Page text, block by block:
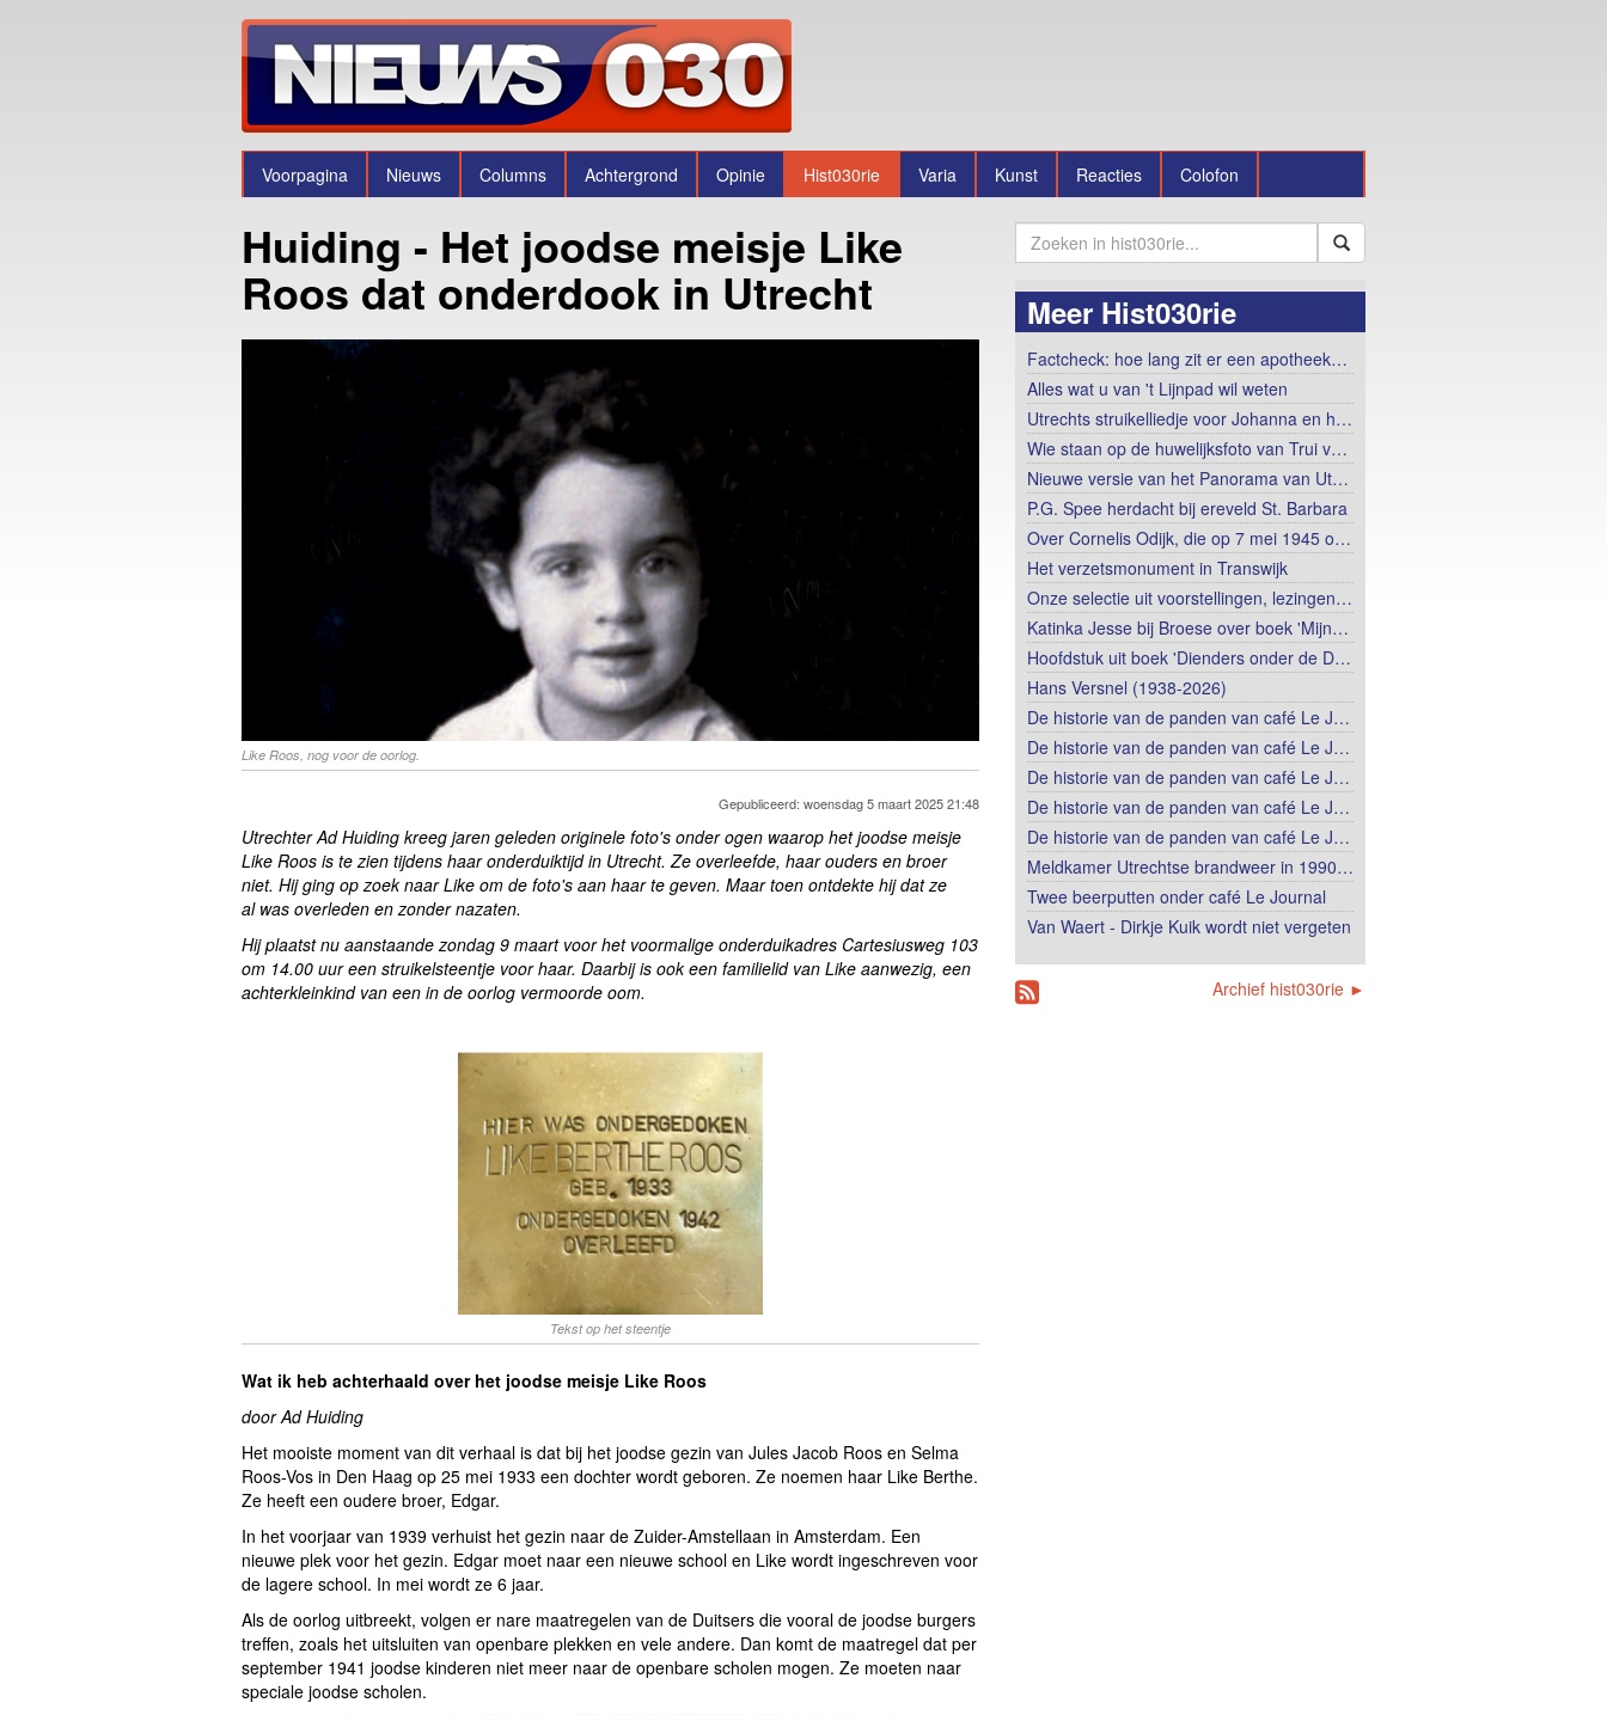
Voorpagina Nieuws Columns Achtergrond Opinie Hist030rie Varia Kunst Reacties Colofon
Huiding - Het joodse meisje Like
Roos dat onderdook in Utrecht
Like Roos, nog voor de oorlog.
Gepubliceerd: woensdag 5 maart 2025 21:48
Utrechter Ad Huiding kreeg jaren geleden originele foto's onder ogen waarop het joodse meisje
Like Roos is te zien tijdens haar onderduiktijd in Utrecht. Ze overleefde, haar ouders en broer
niet. Hij ging op zoek naar Like om de foto's aan haar te geven. Maar toen ontdekte hij dat ze
al was overleden en zonder nazaten.
Hij plaatst nu aanstaande zondag 9 maart voor het voormalige onderduikadres Cartesiusweg 103
om 14.00 uur een struikelsteentje voor haar. Daarbij is ook een familielid van Like aanwezig, een
achterkleinkind van een in de oorlog vermoorde oom.
Tekst op het steentje
Wat ik heb achterhaald over het joodse meisje Like Roos
door Ad Huiding
Het mooiste moment van dit verhaal is dat bij het joodse gezin van Jules Jacob Roos en Selma
Roos-Vos in Den Haag op 25 mei 1933 een dochter wordt geboren. Ze noemen haar Like Berthe.
Ze heeft een oudere broer, Edgar.
In het voorjaar van 1939 verhuist het gezin naar de Zuider-Amstellaan in Amsterdam. Een
nieuwe plek voor het gezin. Edgar moet naar een nieuwe school en Like wordt ingeschreven voor
de lagere school. In mei wordt ze 6 jaar.
Als de oorlog uitbreekt, volgen er nare maatregelen van de Duitsers die vooral de joodse burgers
treffen, zoals het uitsluiten van openbare plekken en vele andere. Dan komt de maatregel dat per
september 1941 joodse kinderen niet meer naar de openbare scholen mogen. Ze moeten naar
speciale joodse scholen.
Meer Hist030rie
Factcheck: hoe lang zit er een apotheek…
Alles wat u van 't Lijnpad wil weten
Utrechts struikelliedje voor Johanna en h…
Wie staan op de huwelijksfoto van Trui v…
Nieuwe versie van het Panorama van Ut…
P.G. Spee herdacht bij ereveld St. Barbara
Over Cornelis Odijk, die op 7 mei 1945 o…
Het verzetsmonument in Transwijk
Onze selectie uit voorstellingen, lezingen…
Katinka Jesse bij Broese over boek 'Mijn…
Hoofdstuk uit boek 'Dienders onder de D…
Hans Versnel (1938-2026)
De historie van de panden van café Le J…
De historie van de panden van café Le J…
De historie van de panden van café Le J…
De historie van de panden van café Le J…
De historie van de panden van café Le J…
Meldkamer Utrechtse brandweer in 1990…
Twee beerputten onder café Le Journal
Van Waert - Dirkje Kuik wordt niet vergeten
Archief hist030rie ►